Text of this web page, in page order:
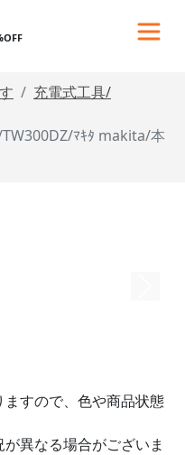
充電式工具/
ﾏｷﾀ makita/本
すので、色や商品状態
異なる場合がございま